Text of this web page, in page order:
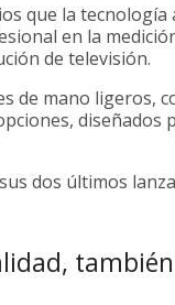
que la tecnología
en la
de televisión.
de mano ligeros,
diseñados
dos últimos